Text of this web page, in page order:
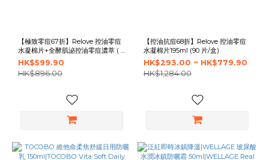
【極致零痘67折】Relove 控油零痘
水凝棉片+全酵肌泌控油零痘濃萃 ( 1
+ 1 組合 ) 包含：零痘水凝棉片 ×1盒
+ 零痘濃萃 ×1支
HK$599.90
HK$896.00
【控油抗痘68折】Relove 控油零痘
水凝棉片195ml (90 片/盒)
HK$293.00 ~ HK$779.90
HK$1,284.00